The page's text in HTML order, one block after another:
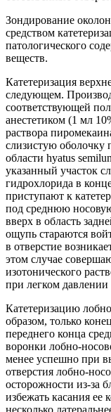
Зондирование
средством
патологического
веществ.
Катетеризация
следующем.
соответствующей
анестетиком (1 мл
раствора
слизистую оболочку
области hyatus
указанный участок
гидрохлорида в
приступают к
под среднюю
вверх в область
ощупь стараются
в отверстие
этом случае
изотонического
при легком
Катетеризацию
образом, только
переднего конца
воронки лобно-
менее успешно при
отверстия лобно-
осторожности из-за
избежать касания ее
несколько